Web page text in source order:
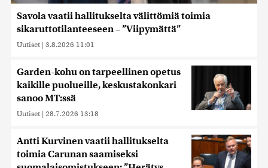
Savola vaatii hallitukselta välittömiä toimia
sikaruttotilanteeseen – ”Viipymättä”
Uutiset | 3.8.2026 11:01
Garden-kohu on tarpeellinen opetus
kaikille puolueille, keskustakonkari
sanoo MT:ssä
Uutiset | 28.7.2026 13:18
Antti Kurvinen vaatii hallitukselta
toimia Carunan saamiseksi